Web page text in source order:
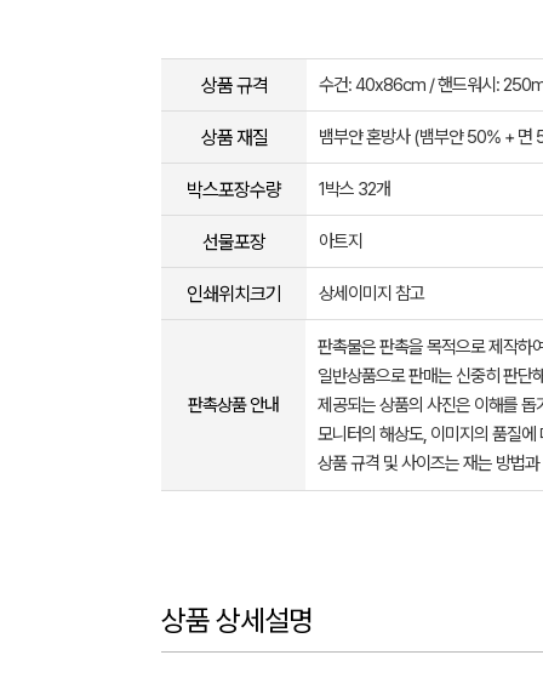
상품 규격 수건: 40x86cm / 핸드워시:
상품 재질 뱀부얀 혼방사 (뱀부얀 50% + 면
박스포장수량 1박스 32개
선물포장 아트지
인쇄위치크기 상세이미지 참고
판촉상품 안내
판촉물은 판촉을 목적으로 제작하
일반상품으로 판매는 신중히 판단
제공되는 상품의 사진은 이해를
모니터의 해상도, 이미지의 품질
상품 규격 및 사이즈는 재는 방법
상품 상세설명